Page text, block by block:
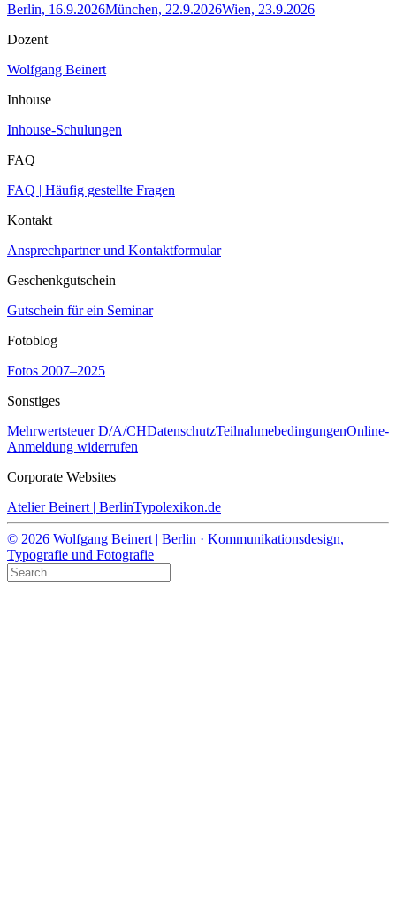
Berlin, 16.9.2026München, 22.9.2026Wien, 23.9.2026
Dozent
Wolfgang Beinert
Inhouse
Inhouse-Schulungen
FAQ
FAQ | Häufig gestellte Fragen
Kontakt
Ansprechpartner und Kontaktformular
Geschenkgutschein
Gutschein für ein Seminar
Fotoblog
Fotos 2007–2025
Sonstiges
Mehrwertsteuer D/A/CHDatenschutzTeilnahmebedingungenOnline-
Anmeldung widerrufen
Corporate Websites
Atelier Beinert | BerlinTypolexikon.de
© 2026 Wolfgang Beinert | Berlin · Kommunikationsdesign,
Typografie und Fotografie